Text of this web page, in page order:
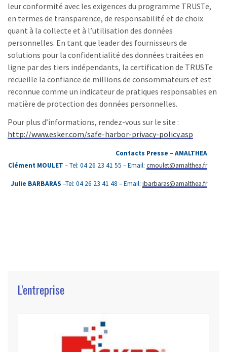
leur conformité avec les exigences du programme TRUSTe,
en termes de transparence, de responsabilité et de choix
quant à la collecte et à l’utilisation des données
personnelles. En tant que leader des fournisseurs de
solutions pour la confidentialité des données traitées en
ligne par des tiers indépendants, la certification de TRUSTe
recueille la confiance de millions de consommateurs et est
reconnue comme un indicateur de pratiques responsables en
matière de protection des données personnelles.
Pour plus d’informations, rendez-vous sur le site :
http://www.esker.com/safe-harbor-privacy-policy.asp
Contacts Presse – AMALTHEA
Clément MOULET – Tel: 04 26 23 41 55 – Email: cmoulet@amalthea.fr
Julie BARBARAS –Tel: 04 26 23 41 48 – Email: jbarbaras@amalthea.fr
L'entreprise